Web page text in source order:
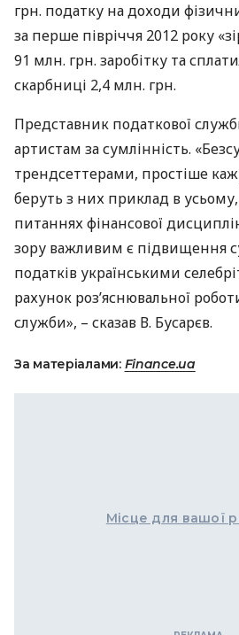
грн. податку на доходи
за перше півріччя 2012 року
91 млн. грн. заробітку та
скарбниці 2,4 млн. грн.
Представник податкової
артистам за сумлінність.
трендсеттерами, простіше
беруть з них приклад в усьому,
питаннях фінансової
зору важливим є підвищення
податків українськими
рахунок роз’яснювальної
служби», – сказав В. Бусарєв.
За матеріалами: Finance.ua
Місце для вашої